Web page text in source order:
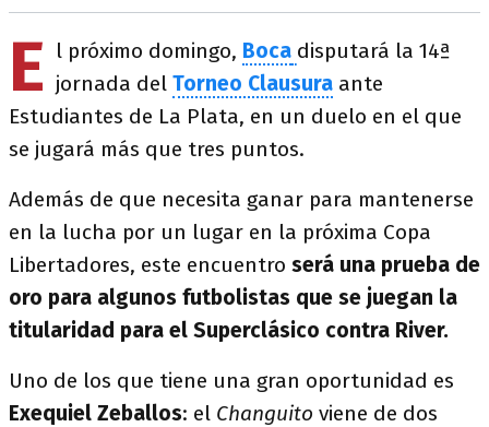
E l próximo domingo, Boca disputará la 14ª
jornada del Torneo Clausura ante
Estudiantes de La Plata, en un duelo en el que
se jugará más que tres puntos.
Además de que necesita ganar para mantenerse
en la lucha por un lugar en la próxima Copa
Libertadores, este encuentro será una prueba de
oro para algunos futbolistas que se juegan la
titularidad para el Superclásico contra River.
Uno de los que tiene una gran oportunidad es
Exequiel Zeballos: el Changuito viene de dos